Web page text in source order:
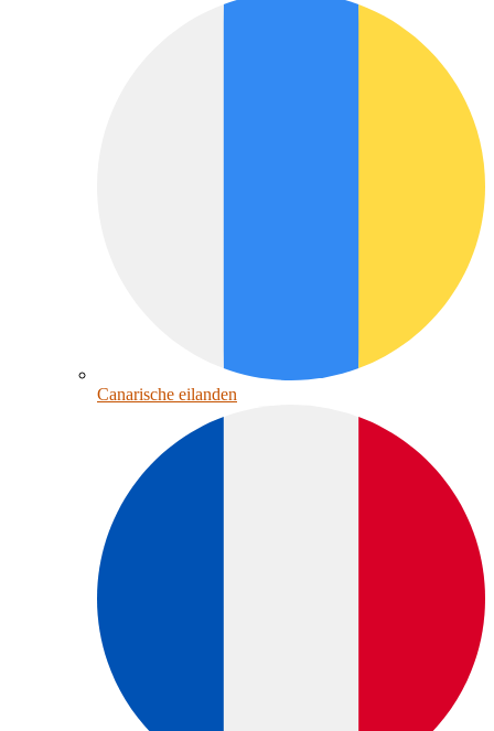
Canarische eilanden